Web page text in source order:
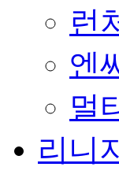
런
엔
멀
리니